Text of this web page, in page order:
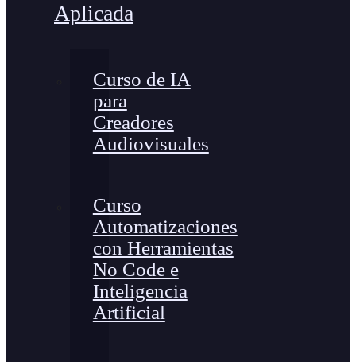
Aplicada
Curso de IA
para
Creadores
Audiovisuales
Curso
Automatizaciones
con Herramientas
No Code e
Inteligencia
Artificial